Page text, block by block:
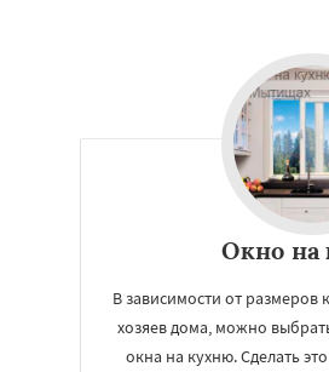
Окно на
В зависимости от
хозяев дома, можно
окна на кухню. Сделать